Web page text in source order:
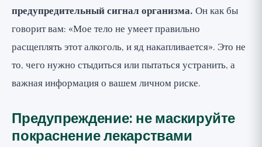
предупредительный сигнал организма. Он как бы
говорит вам: «Мое тело не умеет правильно
расщеплять этот алкоголь, и яд накапливается». Это не
то, чего нужно стыдиться или пытаться устранить, а
важная информация о вашем личном риске.
Предупреждение: не маскируйте
покраснение лекарствами